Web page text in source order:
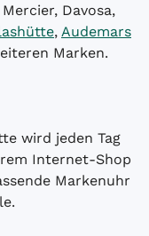
Davosa,
, Audemars
Marken.
wird jeden Tag
Internet-Shop
Markenuhr